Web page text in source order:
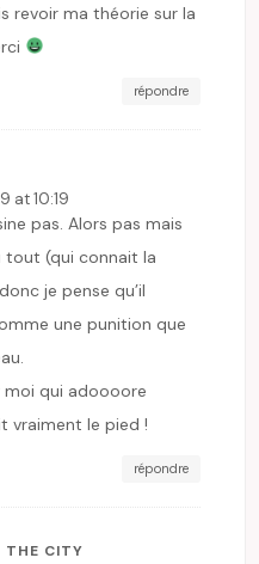
revoir ma théorie sur la
répondre
at 10:19
pas. Alors pas mais
tout (qui connait la
je pense qu’il
une punition que
moi qui adoooore
vraiment le pied !
répondre
THE CITY